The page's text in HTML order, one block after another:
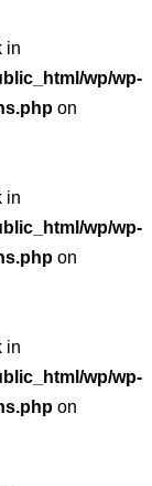
in
wp/wp-
on
in
wp/wp-
on
in
wp/wp-
on